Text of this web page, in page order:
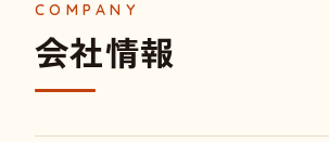
会社情報